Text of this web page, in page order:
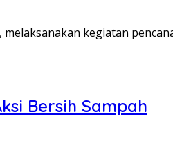
melaksanakan kegiatan
Bersih Sampah